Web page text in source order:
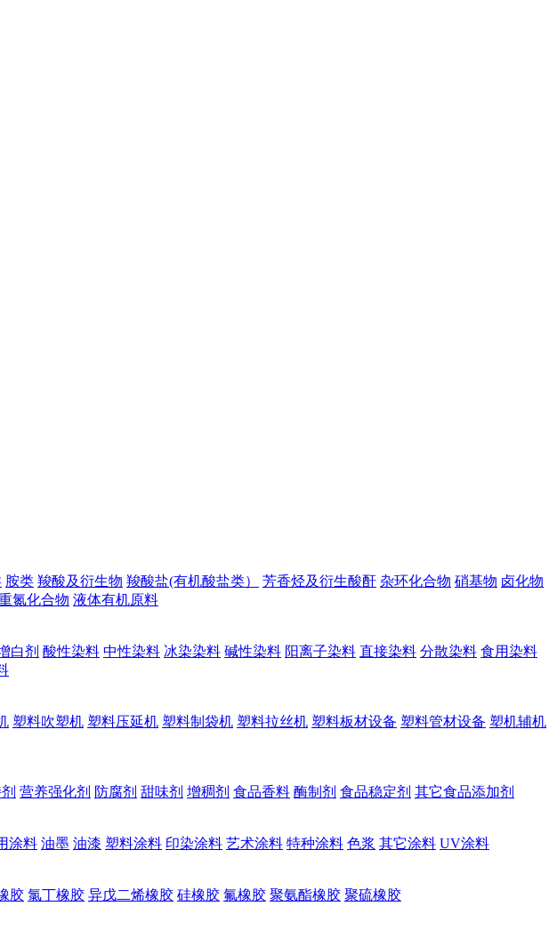
胺类 羧酸及衍生物 羧酸盐(有机酸盐类） 芳香烃及衍生酸酐 杂环化合物 硝基物 卤化物
氮化合物 液体有机原料
白剂 酸性染料 中性染料 冰染染料 碱性染料 阳离子染料 直接染料 分散染料 食用染料
塑料吹塑机 塑料压延机 塑料制袋机 塑料拉丝机 塑料板材设备 塑料管材设备 塑机辅机
营养强化剂 防腐剂 甜味剂 增稠剂 食品香料 酶制剂 食品稳定剂 其它食品添加剂
涂料 油墨 油漆 塑料涂料 印染涂料 艺术涂料 特种涂料 色浆 其它涂料 UV涂料
胶 氯丁橡胶 异戊二烯橡胶 硅橡胶 氟橡胶 聚氨酯橡胶 聚硫橡胶